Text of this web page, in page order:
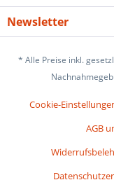
Newsletter
* Alle Preise inkl.
Cookie-
AGB